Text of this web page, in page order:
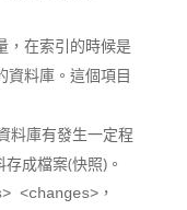
，在索引的時候是
資料庫。這個項目
料庫有發生一定程
成檔案(快照)。
<changes>，